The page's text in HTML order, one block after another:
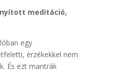
meditáció,
egy
érzékekkel nem
És ezt mantrák